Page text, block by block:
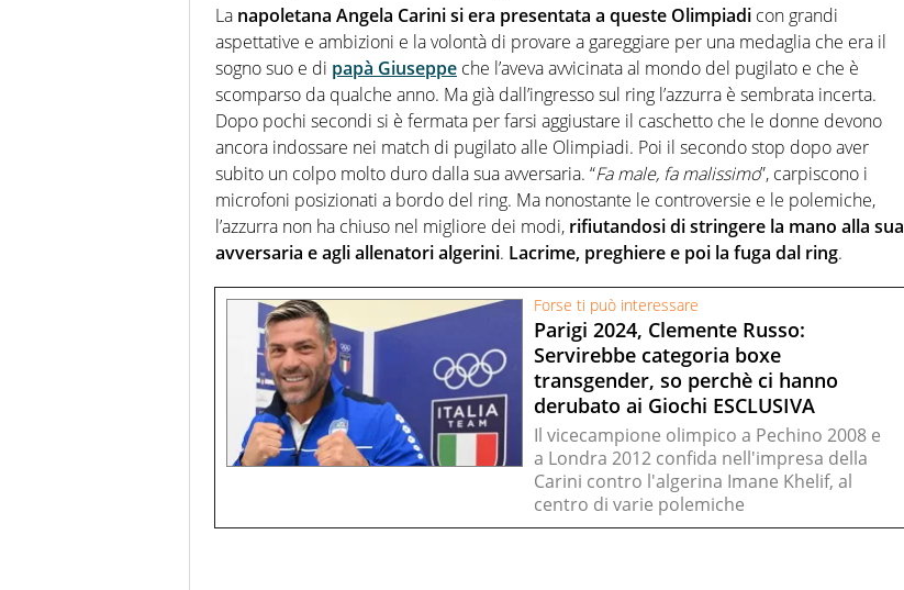
La napoletana Angela Carini si era presentata a queste Olimpiadi con grandi
aspettative e ambizioni e la volontà di provare a gareggiare per una medaglia che era il
sogno suo e di papà Giuseppe che l’aveva avvicinata al mondo del pugilato e che è
scomparso da qualche anno. Ma già dall’ingresso sul ring l’azzurra è sembrata incerta.
Dopo pochi secondi si è fermata per farsi aggiustare il caschetto che le donne devono
ancora indossare nei match di pugilato alle Olimpiadi. Poi il secondo stop dopo aver
subito un colpo molto duro dalla sua avversaria. “Fa male, fa malissimo”, carpiscono i
microfoni posizionati a bordo del ring. Ma nonostante le controversie e le polemiche,
l’azzurra non ha chiuso nel migliore dei modi, rifiutandosi di stringere la mano alla sua
avversaria e agli allenatori algerini. Lacrime, preghiere e poi la fuga dal ring.
Forse ti può interessare
Parigi 2024, Clemente Russo:
Servirebbe categoria boxe
transgender, so perchè ci hanno
derubato ai Giochi ESCLUSIVA
Il vicecampione olimpico a Pechino 2008 e
a Londra 2012 confida nell'impresa della
Carini contro l'algerina Imane Khelif, al
centro di varie polemiche